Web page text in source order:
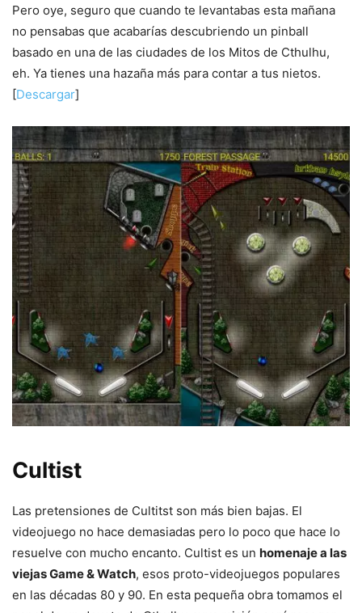
Pero oye, seguro que cuando te levantabas esta mañana
no pensabas que acabarías descubriendo un pinball
basado en una de las ciudades de los Mitos de Cthulhu,
eh. Ya tienes una hazaña más para contar a tus nietos.
[Descargar]
Cultist
Las pretensiones de Cultitst son más bien bajas. El
videojuego no hace demasiadas pero lo poco que hace lo
resuelve con mucho encanto. Cultist es un homenaje a las
viejas Game & Watch, esos proto-videojuegos populares
en las décadas 80 y 90. En esta pequeña obra tomamos el